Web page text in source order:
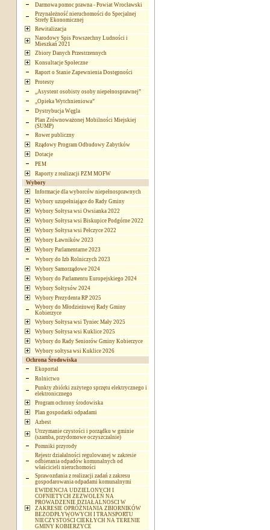
Darmowa pomoc prawna - Powiat Wrocławski
Przynależność nieruchomości do Specjalnej
Strefy Ekonomicznej
Rewitalizacja
Narodowy Spis Powszechny Ludności i
Mieszkań 2021
Zbiory Danych Przestrzennych
Konsultacje Społeczne
Raport o Stanie Zapewnienia Dostępności
Protesty
„Asystent osobisty osoby niepełnosprawnej”
„Opieka Wytchnieniowa”
Dystrybucja Węgla
Plan Zrównoważonej Mobilności Miejskiej
(SUMP)
Rower publiczny
Rządowy Program Odbudowy Zabytków
Dotacje
PEM
Raporty z realizacji PZM MOFW
Wybory
Informacje dla wyborców niepełnosprawnych
Wybory uzupełniające do Rady Gminy
Wybory Sołtysa wsi Owsianka 2022
Wybory Sołtysa wsi Biskupice Podgórne 2022
Wybory Sołtysa wsi Pełczyce 2022
Wybory Ławników 2023
Wybory Parlamentarne 2023
Wybory do Izb Rolniczych 2023
Wybory Samorządowe 2024
Wybory do Parlamentu Europejskiego 2024
Wybory Sołtysów 2024
Wybory Prezydenta RP 2025
Wybory do Młodzieżowej Rady Gminy
Kobierzyce
Wybory Sołtysa wsi Tyniec Mały 2025
Wybory Sołtysa wsi Kuklice 2025
Wybory do Rady Seniorów Gminy Kobierzyce
Wybory sołtysa wsi Kuklice 2026
Ochrona Środowiska
Ekoportal
Rolnictwo
Punkty zbiórki zużytego sprzętu elektrycznego i
elektronicznego
Program ochrony środowiska
Plan gospodarki odpadami
Azbest
Utrzymanie czystości i porządku w gminie
(szamba, przydomowe oczyszczalnie)
Pomniki przyrody
Rejestr działalności regulowanej w zakresie
odbierania odpadów komunalnych od
właścicieli nieruchomości
Sprawozdania z realizacji zadań z zakresu
gospodarowania odpadami komunalnymi
EWIDENCJA UDZIELONYCH I
COFNIETYCH ZEZWOLEŃ NA
PROWADZENIE DZIAŁALNOSCI W
ZAKRESIE OPRÓŻNIANIA ZBIORNIKÓW
BEZODPŁYWOWYCH I TRANSPORTU
NIECZYSTOŚCI CIEKŁYCH NA TERENIE
GMINY KOBIERZYCE